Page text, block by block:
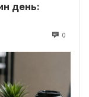
день:
0